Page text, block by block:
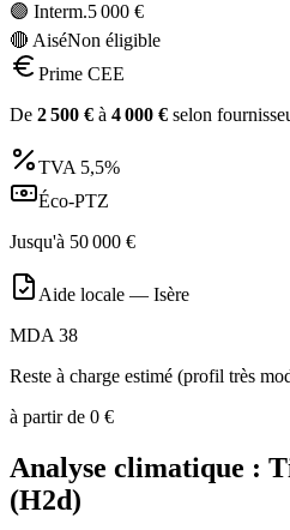
🟣 Interm.5 000 €
🔴 AiséNon éligible
Prime CEE
De 2 500 € à 4 000 € selon
TVA 5,5%
Éco-PTZ
Jusqu'à 50 000 €
Aide locale — Isère
MDA 38
Reste à charge estimé (profil très
à partir de 0 €
Analyse climatique :
(H2d)